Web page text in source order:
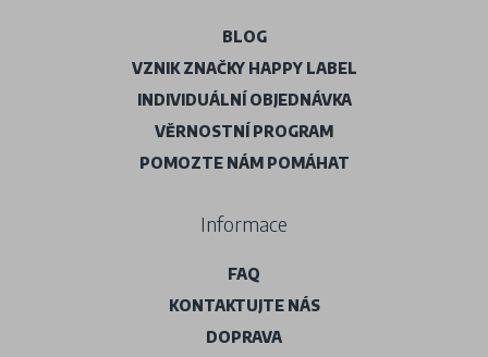
BLOG
VZNIK ZNAČKY HAPPY LABEL
INDIVIDUÁLNÍ OBJEDNÁVKA
VĚRNOSTNÍ PROGRAM
POMOZTE NÁM POMÁHAT
Informace
FAQ
KONTAKTUJTE NÁS
DOPRAVA